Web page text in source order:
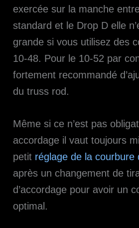
exercée sur la manche
standard et le Drop D elle
grande si vous utilisez des
10-48. Pour le 10-52 par
fortement recommandé
du truss rod.
Même si ce n’est pas
accordage il vaut toujours
petit réglage de la courbure
après un changement de
d’accordage pour avoir un
optimal.